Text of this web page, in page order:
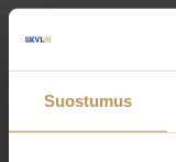
Suostumus